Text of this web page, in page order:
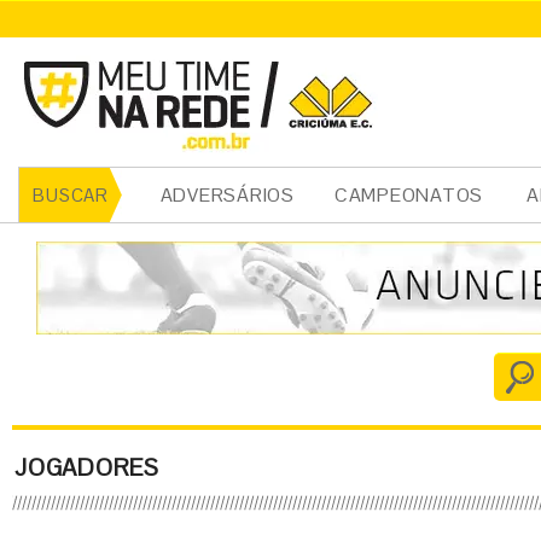
BUSCAR ADVERSÁRIOS CAMPEONATOS
JOGADORES